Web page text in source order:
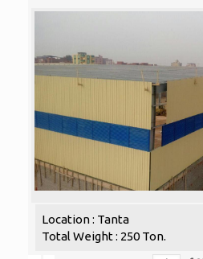
Location : Tanta
Total Weight : 250 Ton.